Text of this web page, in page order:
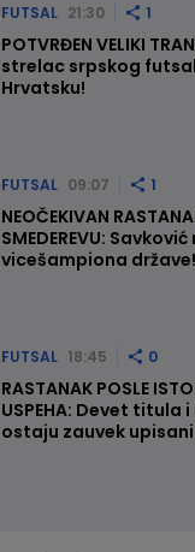
FUTSAL 21:30 1
POTVRĐEN VELIKI
strelac srpskog
Hrvatsku!
FUTSAL 09:07 1
NEOČEKIVAN
SMEDEREVU:
vicešampiona države!
FUTSAL 18:45 0
RASTANAK POSLE
USPEHA: Devet titula
ostaju zauvek upisani